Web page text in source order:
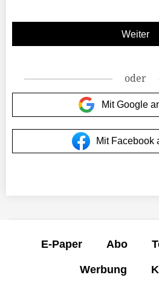
oder
Mit Google
Mit Facebook
E-Paper Abo
Werbung